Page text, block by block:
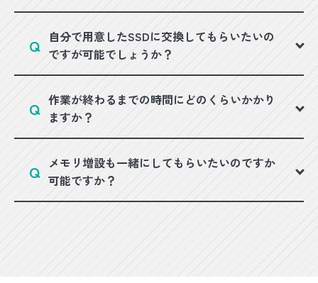
自分で用意したSSDに交換してもらいたいの
ですが可能でしょうか？
作業が終わるまでの時間にどのくらいかかり
ますか？
メモリ増設も一緒にしてもらいたいのですか
可能ですか？